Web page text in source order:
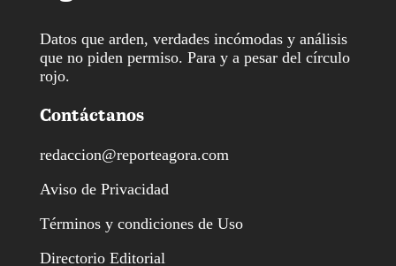
Datos que arden, verdades incómodas y análisis
que no piden permiso. Para y a pesar del círculo
rojo.
Contáctanos
redaccion@reporteagora.com
Aviso de Privacidad
Términos y condiciones de Uso
Directorio Editorial